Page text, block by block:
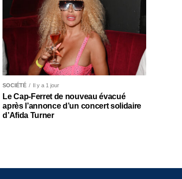
SOCIÉTÉ Il y a 1 jour
Le Cap-Ferret de nouveau évacué
après l’annonce d’un concert solidaire
d’Afida Turner